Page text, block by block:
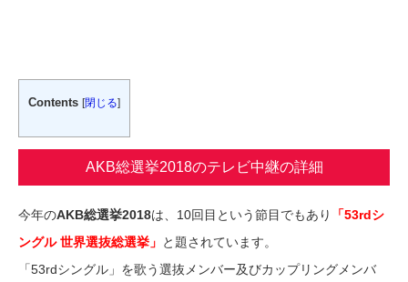
Contents [閉じる]
AKB総選挙2018のテレビ中継の詳細
今年のAKB総選挙2018は、10回目という節目でもあり
「53rdシ
ングル 世界選抜総選挙」 と題されています。
「53rdシングル」を歌う選抜メンバー及びカップリングメンバ